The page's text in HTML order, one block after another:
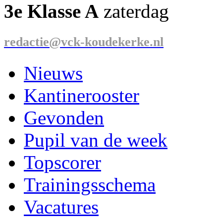
3e Klasse A zaterdag
redactie@vck-koudekerke.nl
Nieuws
Kantinerooster
Gevonden
Pupil van de week
Topscorer
Trainingsschema
Vacatures